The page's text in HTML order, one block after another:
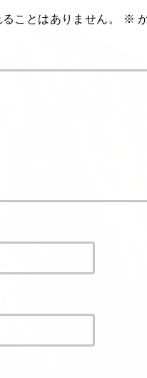
ことはありません。 ※